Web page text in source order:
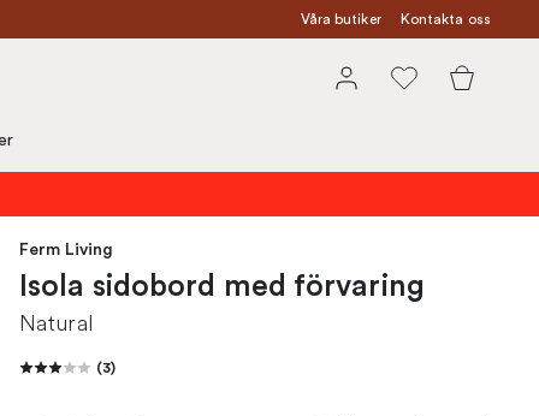
Våra butiker Kontakta oss
Ferm Living
Isola sidobord med förvaring
Natural
(3)